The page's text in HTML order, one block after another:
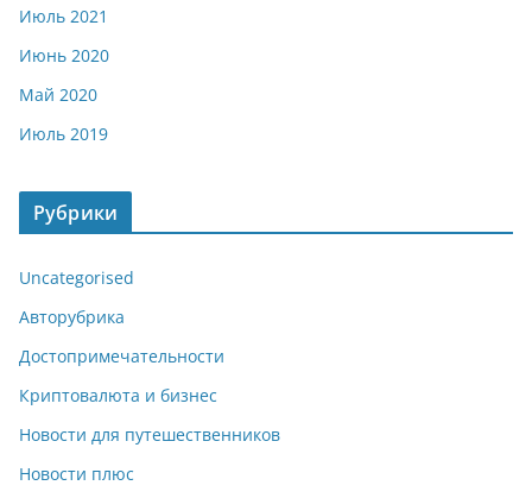
Июль 2021
Июнь 2020
Май 2020
Июль 2019
Рубрики
Uncategorised
Авторубрика
Достопримечательности
Криптовалюта и бизнес
Новости для путешественников
Новости плюс